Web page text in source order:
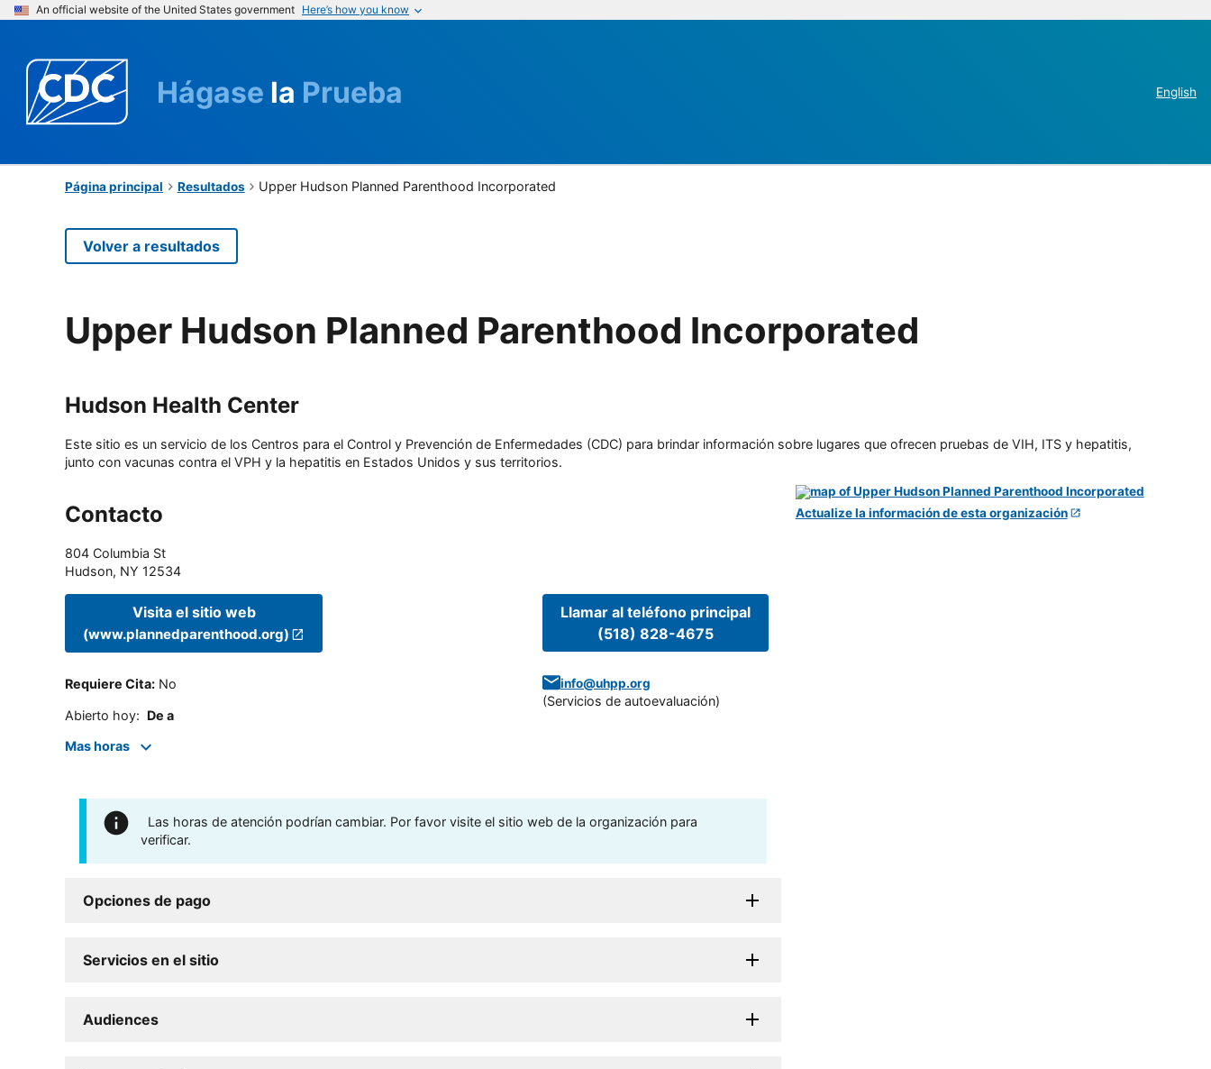
An official website of the United States government Here’s how you know
Hágase la Prueba English
Página principal Resultados Upper Hudson Planned Parenthood Incorporated
Volver a resultados
Upper Hudson Planned Parenthood Incorporated
Hudson Health Center
Este sitio es un servicio de los Centros para el Control y Prevención de Enfermedades (CDC) para brindar información sobre lugares que ofrecen pruebas de VIH, ITS y hepatitis,
junto con vacunas contra el VPH y la hepatitis en Estados Unidos y sus territorios.
Contacto
804 Columbia St
Hudson, NY 12534
Visita el sitio web
(www.plannedparenthood.org)
Requiere Cita: No
Abierto hoy: De a
Mas horas
Llamar al teléfono principal
(518) 828-4675
info@uhpp.org
(Servicios de autoevaluación)
Las horas de atención podrían cambiar. Por favor visite el sitio web de la organización para
verificar.
Opciones de pago
Servicios en el sitio
Audiences
Actualize la información de esta organización